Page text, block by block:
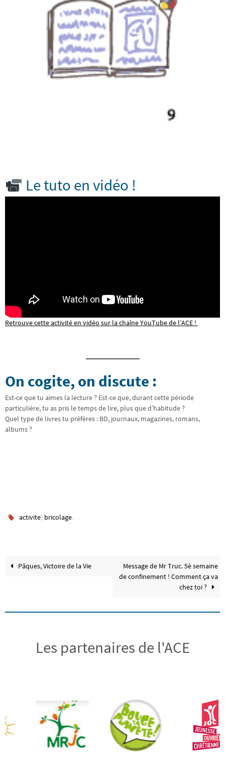
Le tuto en vidéo !
Retrouve cette activité en vidéo sur la chaîne YouTube de l’ACE !
On cogite, on discute :
Est-ce que tu aimes la lecture ? Est-ce que, durant cette période
particulière, tu as pris le temps de lire, plus que d’habitude ?
Quel type de livres tu préfères : BD, journaux, magazines, romans,
albums ?
activite, bricolage.
Pâques, Victoire de la Vie
Message de Mr Truc. 5è semaine
de confinement ! Comment ça va
chez toi ?
Les partenaires de l'ACE